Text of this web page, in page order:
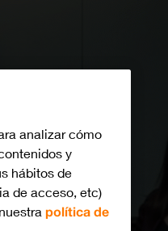
analizar cómo
y
hábitos de
de acceso, etc)
política de